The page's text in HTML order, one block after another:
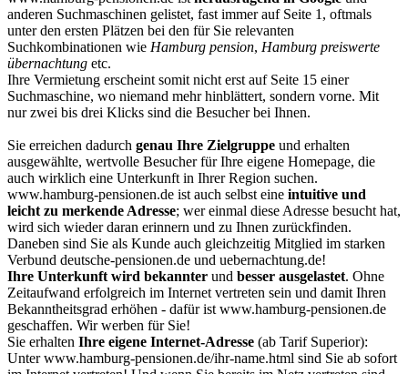
anderen Suchmaschinen gelistet, fast immer auf Seite 1, oftmals
unter den ersten Plätzen bei den für Sie relevanten
Suchkombinationen wie Hamburg pension, Hamburg preiswerte
übernachtung etc.
Ihre Vermietung erscheint somit nicht erst auf Seite 15 einer
Suchmaschine, wo niemand mehr hinblättert, sondern vorne. Mit
nur zwei bis drei Klicks sind die Besucher bei Ihnen.
Sie erreichen dadurch genau Ihre Zielgruppe und erhalten
ausgewählte, wertvolle Besucher für Ihre eigene Homepage, die
auch wirklich eine Unterkunft in Ihrer Region suchen.
www.hamburg-pensionen.de ist auch selbst eine intuitive und
leicht zu merkende Adresse; wer einmal diese Adresse besucht hat,
wird sich wieder daran erinnern und zu Ihnen zurückfinden.
Daneben sind Sie als Kunde auch gleichzeitig Mitglied im starken
Verbund deutsche-pensionen.de und uebernachtung.de!
Ihre Unterkunft wird bekannter und besser ausgelastet. Ohne
Zeitaufwand erfolgreich im Internet vertreten sein und damit Ihren
Bekanntheitsgrad erhöhen - dafür ist www.hamburg-pensionen.de
geschaffen. Wir werben für Sie!
Sie erhalten Ihre eigene Internet-Adresse (ab Tarif Superior):
Unter www.hamburg-pensionen.de/ihr-name.html sind Sie ab sofort